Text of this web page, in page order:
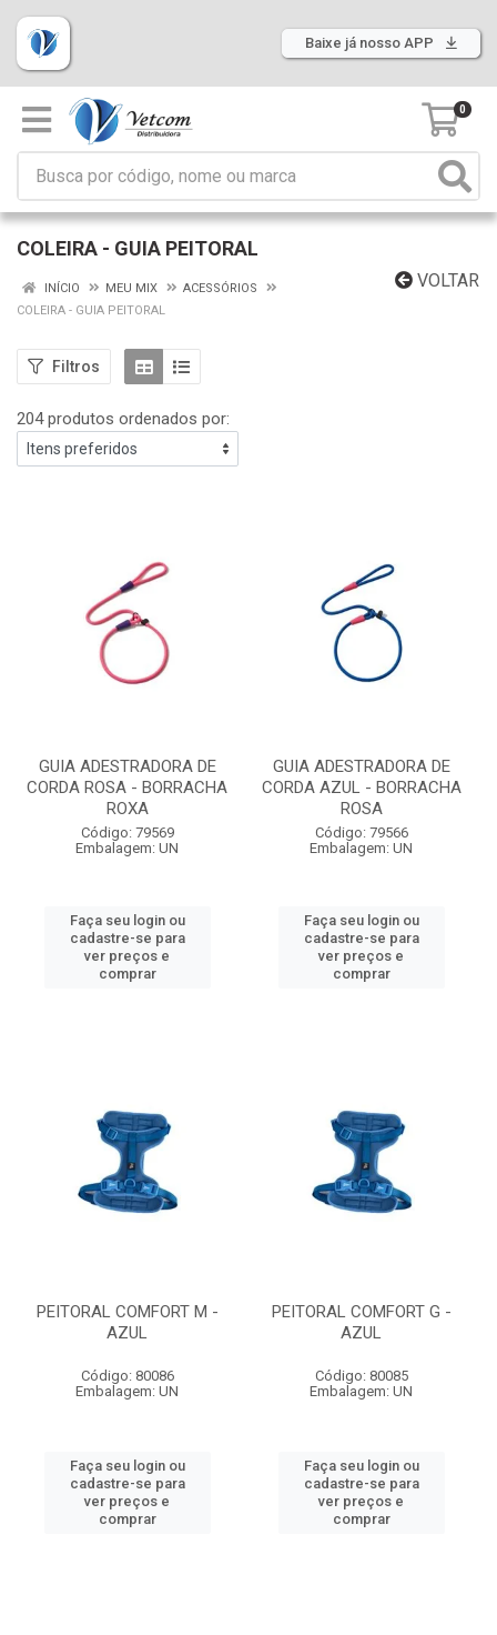
Baixe já nosso APP
0
COLEIRA - GUIA PEITORAL
VOLTAR
INÍCIO MEU MIX
ACESSÓRIOS
COLEIRA - GUIA PEITORAL
Filtros
204 produtos ordenados por:
GUIA ADESTRADORA DE
CORDA ROSA - BORRACHA
ROXA
Código: 79569
Embalagem: UN
Faça seu login ou
cadastre-se para
ver preços e
comprar
GUIA ADESTRADORA DE
CORDA AZUL - BORRACHA
ROSA
Código: 79566
Embalagem: UN
Faça seu login ou
cadastre-se para
ver preços e
comprar
PEITORAL COMFORT M -
AZUL
Código: 80086
Embalagem: UN
Faça seu login ou
cadastre-se para
ver preços e
comprar
PEITORAL COMFORT G -
AZUL
Código: 80085
Embalagem: UN
Faça seu login ou
cadastre-se para
ver preços e
comprar